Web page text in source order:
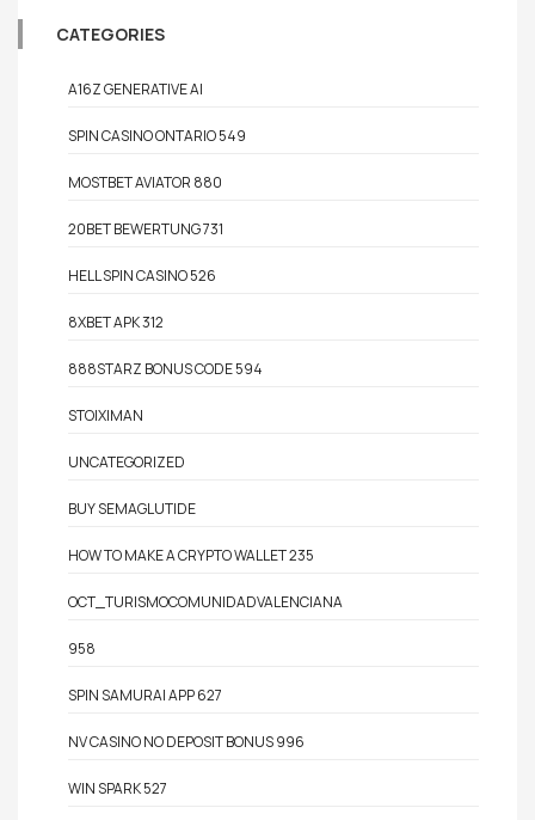
CATEGORIES
A16Z GENERATIVE AI
SPIN CASINO ONTARIO 549
MOSTBET AVIATOR 880
20BET BEWERTUNG 731
HELL SPIN CASINO 526
8XBET APK 312
888STARZ BONUS CODE 594
STOIXIMAN
UNCATEGORIZED
BUY SEMAGLUTIDE
HOW TO MAKE A CRYPTO WALLET 235
OCT_TURISMOCOMUNIDADVALENCIANA
958
SPIN SAMURAI APP 627
NV CASINO NO DEPOSIT BONUS 996
WIN SPARK 527